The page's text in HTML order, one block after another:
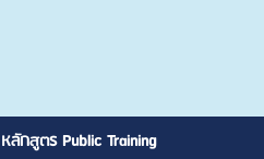
หลักสูตร Public Training